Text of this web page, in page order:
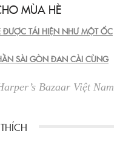
MÙA HÈ
ĐƯỢC TÁI HIỆN NHƯ MỘT ỐC
SÀI GÒN ĐAN CÀI CÙNG
Bazaar Việt Nam